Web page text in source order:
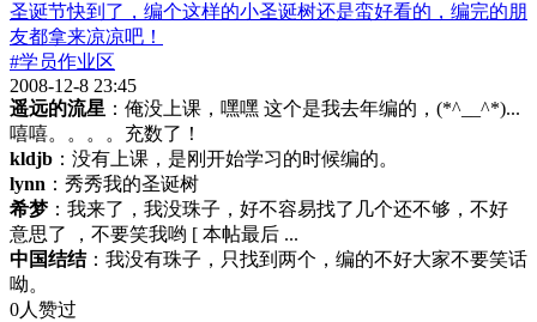
圣诞节快到了，编个这样的小圣诞树还是蛮好看的，编完的朋
友都拿来凉凉吧！
#学员作业区
2008-12-8 23:45
遥远的流星 ：俺没上课，嘿嘿 这个是我去年编的，(*^__^*)...
嘻嘻。。。。充数了！
kldjb ：没有上课，是刚开始学习的时候编的。
lynn ：秀秀我的圣诞树
希梦 ：我来了，我没珠子，好不容易找了几个还不够，不好
意思了 ，不要笑我哟 [ 本帖最后 ...
中国结结：我没有珠子，只找到两个，编的不好大家不要笑话
呦。
0人赞过